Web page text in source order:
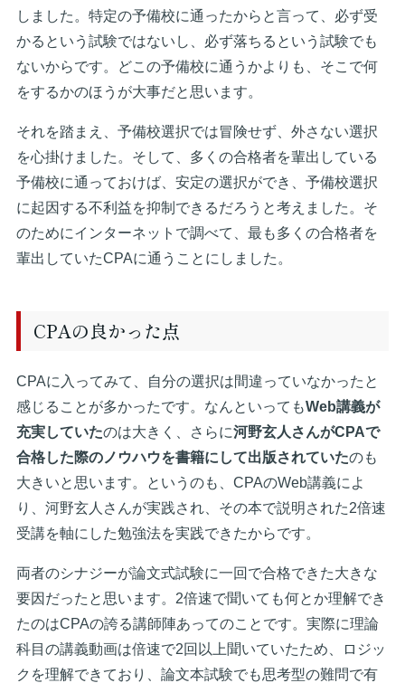
しました。特定の予備校に通ったからと言って、必ず受
かるという試験ではないし、必ず落ちるという試験でも
ないからです。どこの予備校に通うかよりも、そこで何
をするかのほうが大事だと思います。
それを踏まえ、予備校選択では冒険せず、外さない選択
を心掛けました。そして、多くの合格者を輩出している
予備校に通っておけば、安定の選択ができ、予備校選択
に起因する不利益を抑制できるだろうと考えました。そ
のためにインターネットで調べて、最も多くの合格者を
輩出していたCPAに通うことにしました。
CPAの良かった点
CPAに入ってみて、自分の選択は間違っていなかったと
感じることが多かったです。なんといってもWeb講義が
充実していたのは大きく、さらに河野玄人さんがCPAで
合格した際のノウハウを書籍にして出版されていたのも
大きいと思います。というのも、CPAのWeb講義によ
り、河野玄人さんが実践され、その本で説明された2倍速
受講を軸にした勉強法を実践できたからです。
両者のシナジーが論文式試験に一回で合格できた大きな
要因だったと思います。2倍速で聞いても何とか理解でき
たのはCPAの誇る講師陣あってのことです。実際に理論
科目の講義動画は倍速で2回以上聞いていたため、ロジッ
クを理解できており、論文本試験でも思考型の難問で有